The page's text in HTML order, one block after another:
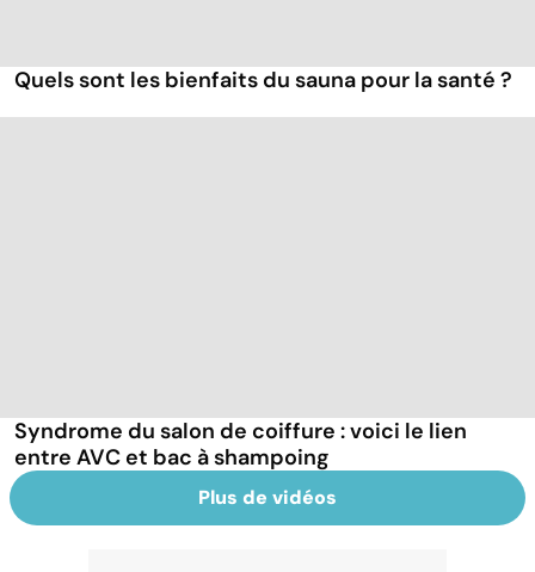
Quels sont les bienfaits du sauna pour la santé ?
Syndrome du salon de coiffure : voici le lien
entre AVC et bac à shampoing
Plus de vidéos